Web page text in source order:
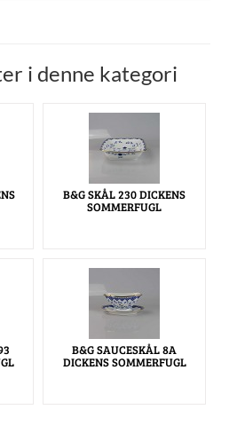
i denne kategori
B&G SKÅL 230 DICKENS
SOMMERFUGL
B&G SAUCESKÅL 8A
DICKENS SOMMERFUGL